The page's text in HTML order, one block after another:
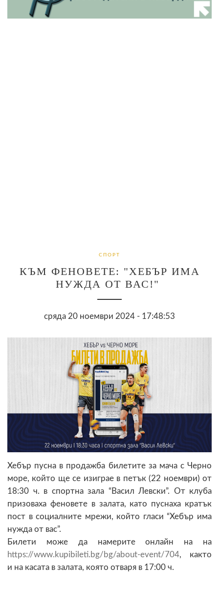
СПОРТ
КЪМ ФЕНОВЕТЕ: "ХЕБЪР ИМА
НУЖДА ОТ ВАС!"
сряда 20 ноември 2024 - 17:48:53
Хебър пусна в продажба билетите за мача с Черно
море, който ще се изиграе в петък (22 ноември) от
18:30 ч. в спортна зала “Васил Левски”. От клуба
призоваха феновете в залата, като пуснаха кратък
пост в социалните мрежи, който гласи “Хебър има
нужда от вас”.
Билети може да намерите онлайн на на
https://www.kupibileti.bg/bg/about-event/704, както
и на касата в залата, която отваря в 17:00 ч.